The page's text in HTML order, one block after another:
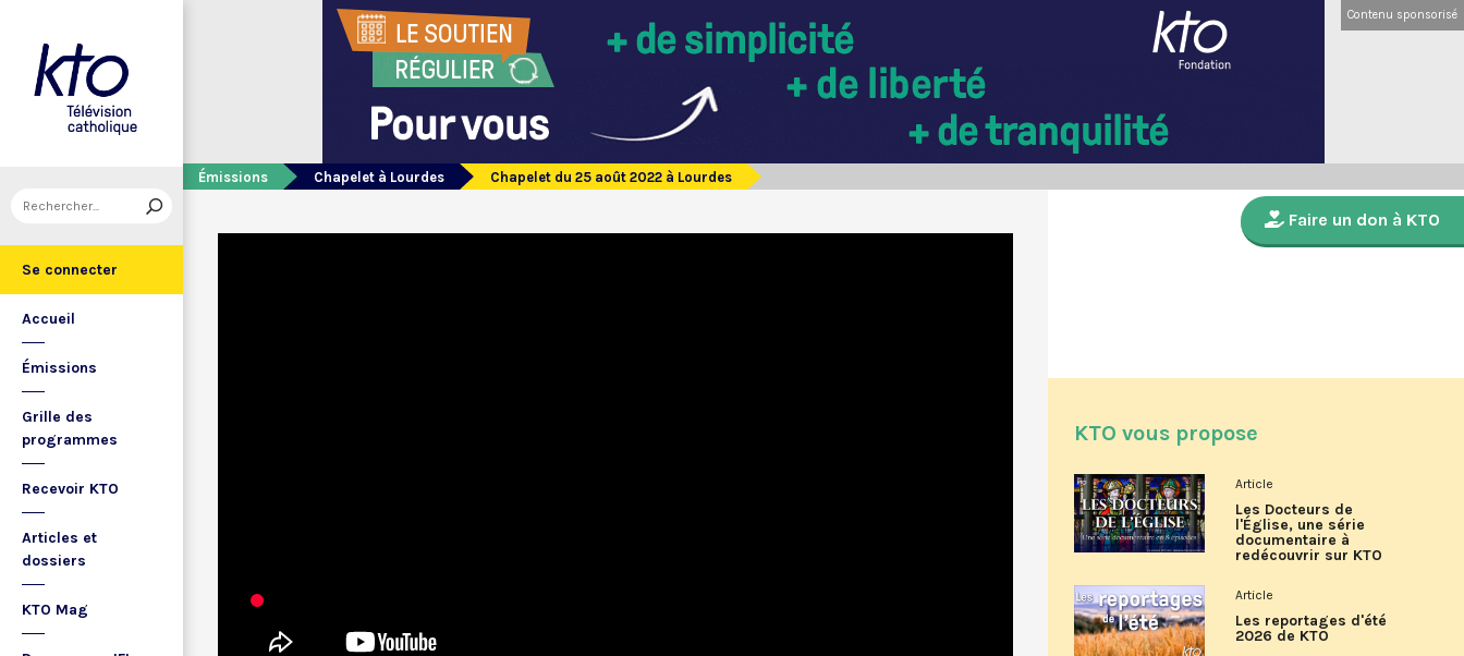
Se connecter
Accueil
Émissions
Grille des
programmes
Recevoir KTO
Articles et
dossiers
KTO Mag
Contenu sponsorisé
Émissions Chapelet à Lourdes Chapelet du 25 août 2022 à Lourdes
Faire un don à KTO
KTO vous propose
Article
Les Docteurs de
l'Église, une série
documentaire à
redécouvrir sur KTO
Article
Les reportages d'été
2026 de KTO